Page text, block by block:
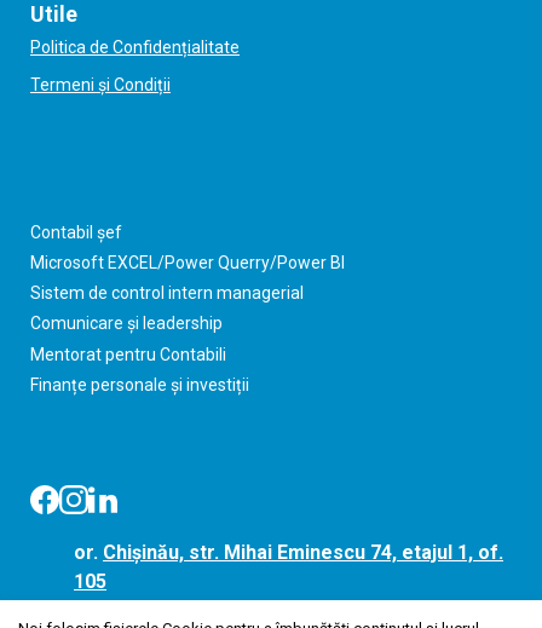
Utile
Politica de Confidențialitate
Termeni și Condiții
Contabil șef
Microsoft EXCEL/Power Querry/Power BI
Sistem de control intern managerial
Comunicare și leadership
Mentorat pentru Contabili
Finanțe personale și investiții
or. Chișinău, str. Mihai Eminescu 74, etajul 1, of.
105